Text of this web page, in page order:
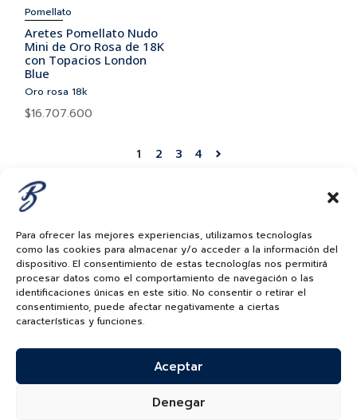
Para ofrecer las mejores experiencias, utilizamos tecnologías
como las cookies para almacenar y/o acceder a la información del
dispositivo. El consentimiento de estas tecnologías nos permitirá
procesar datos como el comportamiento de navegación o las
identificaciones únicas en este sitio. No consentir o retirar el
consentimiento, puede afectar negativamente a ciertas
características y funciones.
Aceptar
Denegar
Pomellato
Aretes Pomellato Nudo
Mini de Oro Rosa de 18K
con Topacios London
Blue
Oro rosa 18k
$16.707.600
1 2 3 4